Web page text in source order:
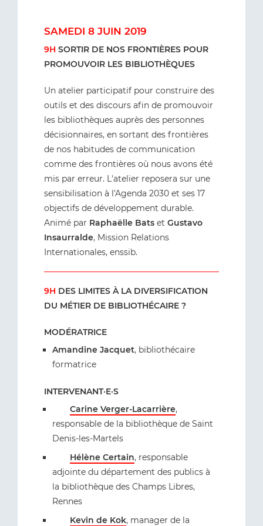
SAMEDI 8 JUIN 2019
9H SORTIR DE NOS FRONTIÈRES POUR
PROMOUVOIR LES BIBLIOTHÈQUES
Un atelier participatif pour construire des
outils et des discours afin de promouvoir
les bibliothèques auprès des personnes
décisionnaires, en sortant des frontières
de nos habitudes de communication
comme des frontières où nous avons été
mis par erreur. L'atelier reposera sur une
sensibilisation à l'Agenda 2030 et ses 17
objectifs de développement durable.
Animé par Raphaëlle Bats et Gustavo
Insaurralde, Mission Relations
Internationales, enssib.
9H DES LIMITES À LA DIVERSIFICATION
DU MÉTIER DE BIBLIOTHÉCAIRE ?
MODÉRATRICE
Amandine Jacquet, bibliothécaire
formatrice
INTERVENANT·E·S
Carine Verger-Lacarrière,
responsable de la bibliothèque de Saint
Denis-les-Martels
Hélène Certain, responsable
adjointe du département des publics à
la bibliothèque des Champs Libres,
Rennes
Kevin de Kok, manager de la